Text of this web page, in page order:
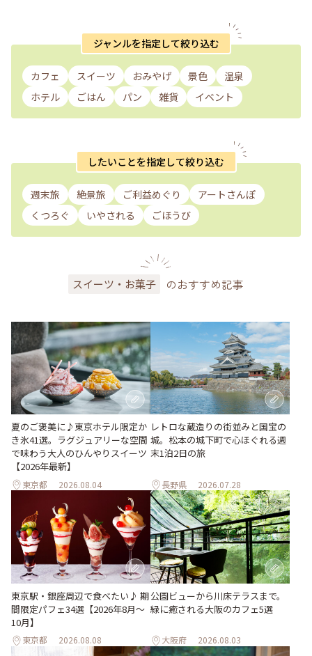
ジャンルを指定して絞り込む
カフェ スイーツ おみやげ 景色
温泉
ホテル
ごはん パン 雑貨 イベント
したいことを指定して絞り込む
週末旅 絶景旅 ご利益めぐり
アートさんぽ
くつろぐ
いやされる ごほうび
スイーツ・お菓子 のおすすめ記事
夏のご褒美に♪東京ホテル限定か
き氷41選。ラグジュアリーな空間
で味わう大人のひんやりスイーツ
【2026年最新】
東京都 2026.08.04
レトロな蔵造りの街並みと国宝の
城。松本の城下町で心ほぐれる週
末1泊2日の旅
長野県 2026.07.28
東京駅・銀座周辺で食べたい♪ 期
間限定パフェ34選【2026年8月～
10月】
東京都 2026.08.08
公園ビューから川床テラスまで。
緑に癒される大阪のカフェ5選
大阪府 2026.08.03